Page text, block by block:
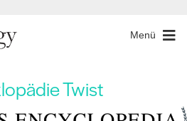
Menü
Twist